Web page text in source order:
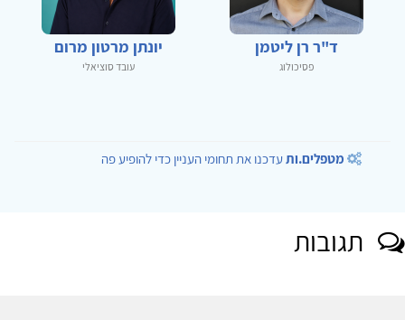
ד"ר רן ליטמן
פסיכולוג
יונתן מרטון מרום
עובד סוציאלי
מטפלים.ותעדכנו את תחומי העניין כדי להופיע פה
תגובות